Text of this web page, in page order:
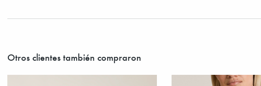
Otros clientes también compraron